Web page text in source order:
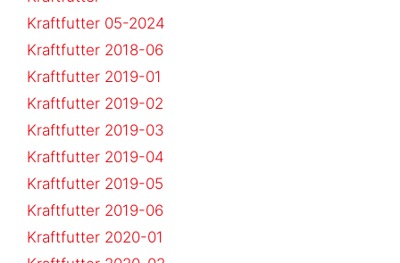
Kraftfutter 05-2024
Kraftfutter 2018-06
Kraftfutter 2019-01
Kraftfutter 2019-02
Kraftfutter 2019-03
Kraftfutter 2019-04
Kraftfutter 2019-05
Kraftfutter 2019-06
Kraftfutter 2020-01